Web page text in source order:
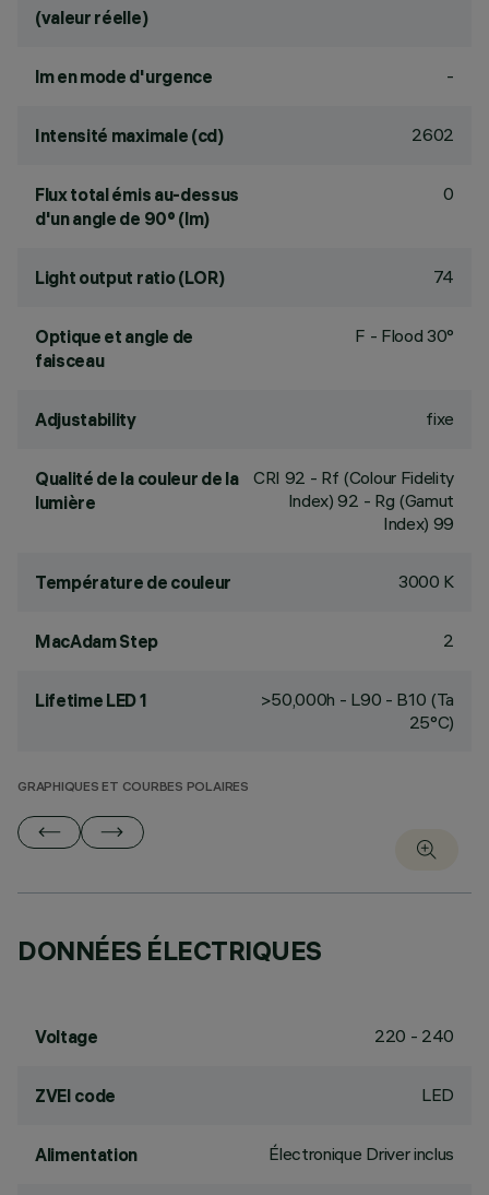
(valeur réelle)
lm en mode d'urgence -
Intensité maximale (cd) 2602
Flux total émis au-dessus
d'un angle de 90° (lm)
0
Light output ratio (LOR) 74
Optique et angle de
faisceau
F - Flood 30°
Adjustability fixe
Qualité de la couleur de la
lumière
CRI 92 - Rf (Colour Fidelity
Index) 92 - Rg (Gamut
Index) 99
Température de couleur 3000 K
MacAdam Step 2
Lifetime LED 1
>50,000h - L90 - B10 (Ta
25°C)
GRAPHIQUES ET COURBES POLAIRES
DONNÉES ÉLECTRIQUES
Voltage 220 - 240
ZVEI code LED
Alimentation Électronique Driver inclus